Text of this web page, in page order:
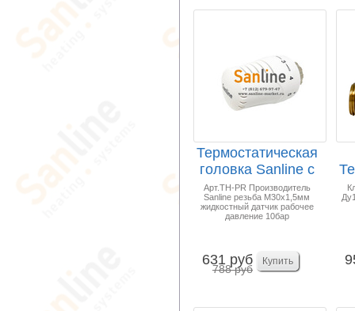
Термостатическая
головка Sanline с
жидкостным д...
Арт.TH-PR Производитель
Sanline резьба М30х1,5мм
жидкостный датчик рабочее
давление 10бар
631 руб
788 руб